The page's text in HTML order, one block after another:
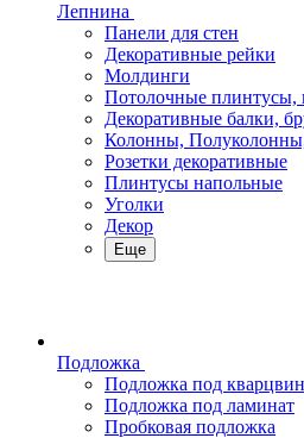
Лепнина
Панели для стен
Декоративные рейки
Молдинги
Потолочные плинтусы,
Декоративные балки,
Колонны,
Розетки декоративные
Плинтусы напольные
Уголки
Декор
Еще
Подложка
Подложка под
Подложка под ламинат
Пробковая подложка